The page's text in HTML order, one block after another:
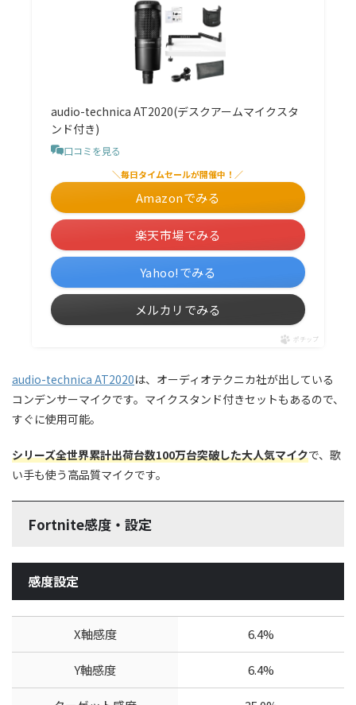
audio-technica AT2020(デスクアームマイクスタ
ンド付き)
口コミを見る
＼毎日タイムセールが開催中！／
Amazonでみる
楽天市場でみる
Yahoo!でみる
メルカリでみる
ポチップ
audio-technica AT2020は、オーディオテクニカ社が出している
コンデンサーマイクです。マイクスタンド付きセットもあるので、
すぐに使用可能。
シリーズ全世界累計出荷台数100万台突破した大人気マイクで、歌
い手も使う高品質マイクです。
Fortnite感度・設定
感度設定
X軸感度 6.4%
Y軸感度 6.4%